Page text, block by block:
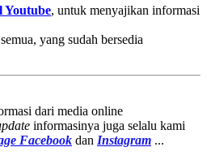
Youtube, untuk menyajikan informasi
yang sudah bersedia
dari media online
informasinya juga selalu kami
Facebook dan Instagram ...